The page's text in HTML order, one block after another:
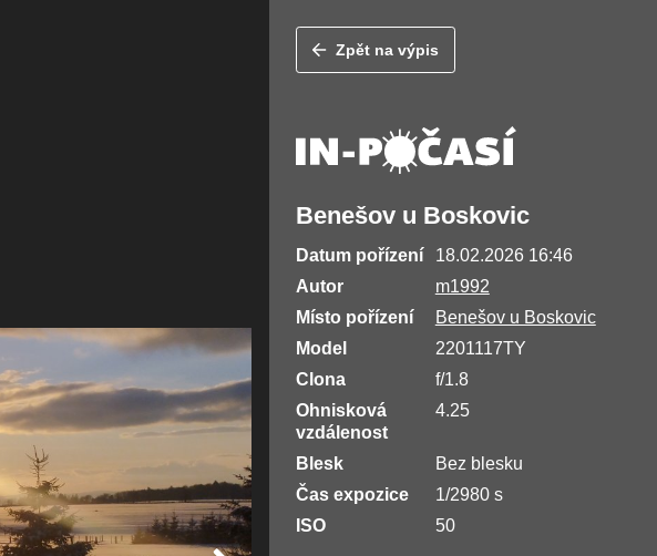
Zpět na výpis
Benešov u Boskovic
Datum pořízení
18.02.2026 16:46
Autor
m1992
Místo pořízení
Benešov u Boskovic
Model
2201117TY
Clona
f/1.8
Ohnisková
vzdálenost
4.25
Blesk
Bez blesku
Čas expozice
1/2980 s
ISO
50